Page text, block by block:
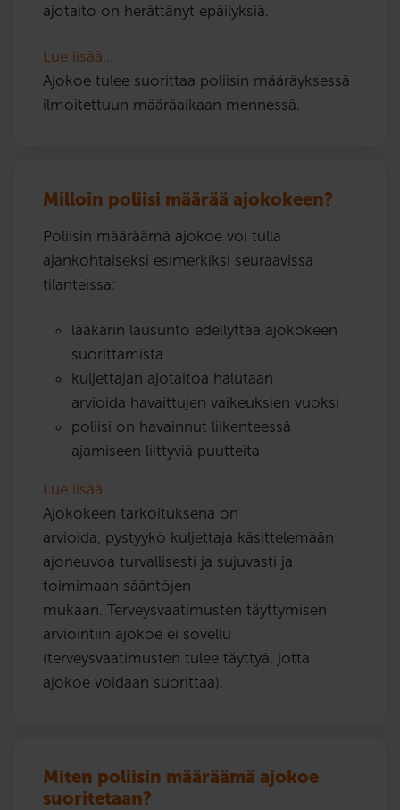
ajotaito on herättänyt epäilyksiä.
Lue lisää…
Ajokoe tulee suorittaa poliisin määräyksessä
ilmoitettuun määräaikaan mennessä.
Milloin poliisi määrää ajokokeen?
Poliisin määräämä ajokoe voi tulla
ajankohtaiseksi esimerkiksi seuraavissa
tilanteissa:
lääkärin lausunto edellyttää ajokokeen
suorittamista
kuljettajan ajotaitoa halutaan
arvioida havaittujen vaikeuksien vuoksi
poliisi on havainnut liikenteessä
ajamiseen liittyviä puutteita
Lue lisää…
Ajokokeen tarkoituksena on
arvioida, pystyykö kuljettaja käsittelemään
ajoneuvoa turvallisesti ja sujuvasti ja
toimimaan sääntöjen
mukaan. Terveysvaatimusten täyttymisen
arviointiin ajokoe ei sovellu
(terveysvaatimusten tulee täyttyä, jotta
ajokoe voidaan suorittaa).
Miten poliisin määräämä ajokoe
suoritetaan?